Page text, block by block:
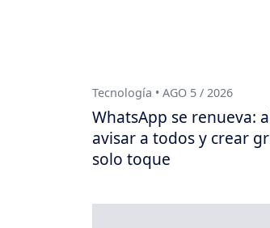
Tecnología • AGO 5 / 2026
WhatsApp se renueva:
avisar a todos y crear
solo toque